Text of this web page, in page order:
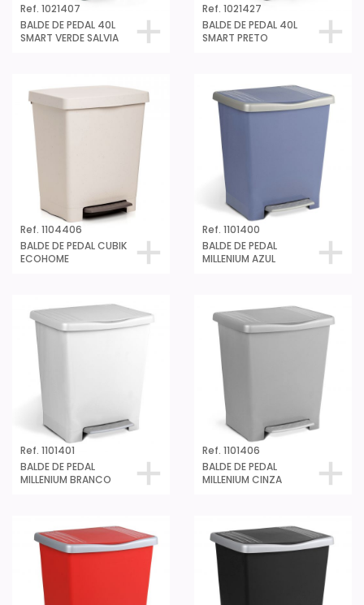
Ref. 1021407
BALDE DE PEDAL 40L
SMART VERDE SALVIA
Ref. 1021427
BALDE DE PEDAL 40L
SMART PRETO
Ref. 1104406
BALDE DE PEDAL CUBIK
ECOHOME
Ref. 1101400
BALDE DE PEDAL
MILLENIUM AZUL
Ref. 1101401
BALDE DE PEDAL
MILLENIUM BRANCO
Ref. 1101406
BALDE DE PEDAL
MILLENIUM CINZA